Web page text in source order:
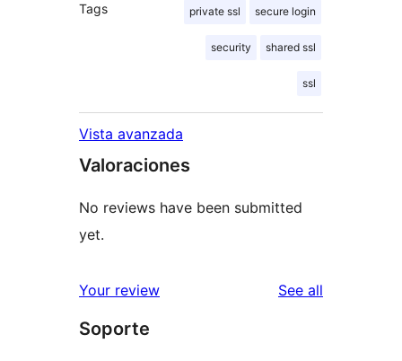
Tags private ssl secure login
security shared ssl
ssl
Vista avanzada
Valoraciones
No reviews have been submitted
yet.
Your review See all
Soporte